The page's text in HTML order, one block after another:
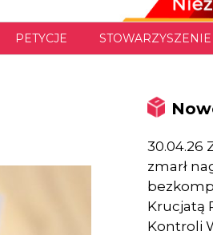
PETYCJE
30.04.26
zmarł
Krucjatą
Kontroli